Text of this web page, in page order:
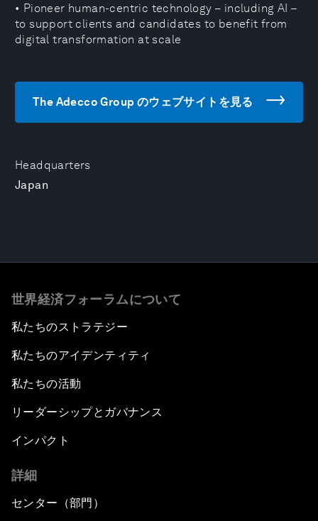
Headquarters
Japan
• Pioneer human-centric technology – including AI –
to support clients and candidates to benefit from
digital transformation at scale
The Adecco Group のウェブサイトを見る
世界経済フォーラムについて
私たちのストラテジー
私たちのアイデンティティ
私たちの活動
リーダーシップとガバナンス
インパクト
詳細
センター（部門）